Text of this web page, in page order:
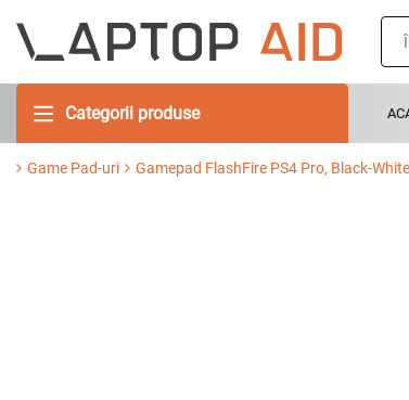
Categorii produse
Game Pad-uri Gamepad FlashFire PS4 Pro, Black-White